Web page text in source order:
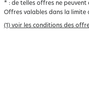
* : de telles offres ne peuvent
Offres valables dans la limite
(1) voir les conditions des